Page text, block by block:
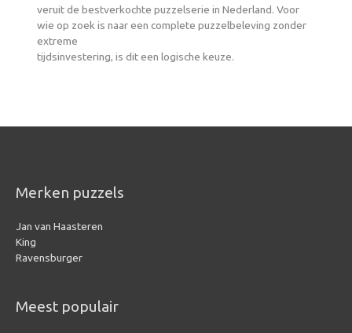
veruit de bestverkochte puzzelserie in Nederland. Voor
wie op zoek is naar een complete puzzelbeleving zonder
extreme
tijdsinvestering, is dit een logische keuze.
Merken puzzels
Jan van Haasteren
King
Ravensburger
Meest populair